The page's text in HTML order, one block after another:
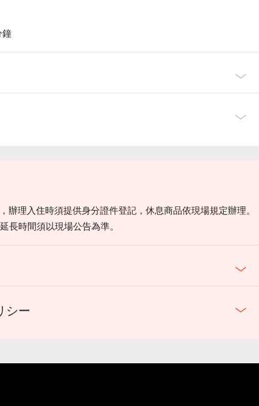
鐘
辦理入住時須提供身分證件登記，休息商品依現場規定辦理。
長時間須以現場公告為準。
シー